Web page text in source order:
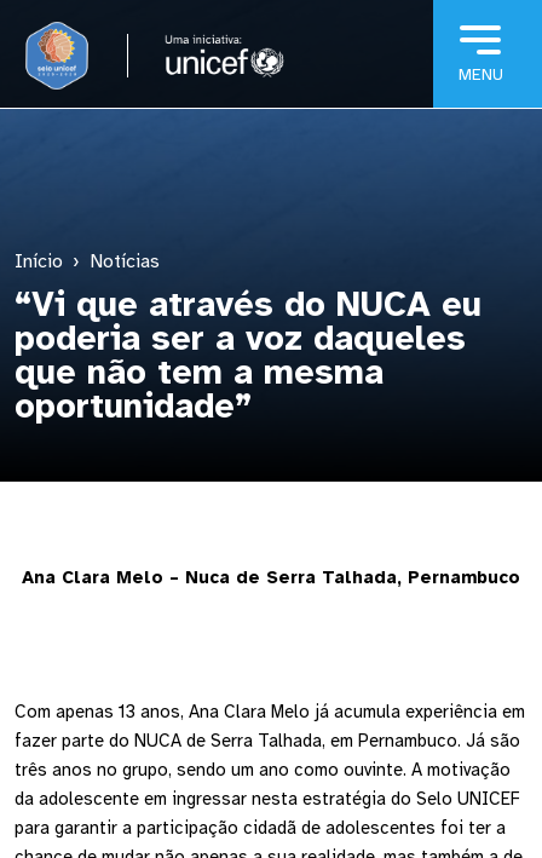
Início Notícias
“Vi que através do NUCA eu
poderia ser a voz daqueles
que não tem a mesma
oportunidade”
Ana Clara Melo – Nuca de Serra Talhada, Pernambuco
Com apenas 13 anos, Ana Clara Melo já acumula experiência em
fazer parte do NUCA de Serra Talhada, em Pernambuco. Já são
três anos no grupo, sendo um ano como ouvinte. A motivação
da adolescente em ingressar nesta estratégia do Selo UNICEF
para garantir a participação cidadã de adolescentes foi ter a